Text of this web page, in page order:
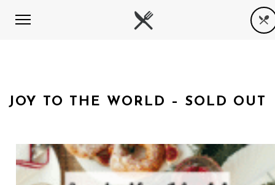
JOY TO THE WORLD – SOLD OUT